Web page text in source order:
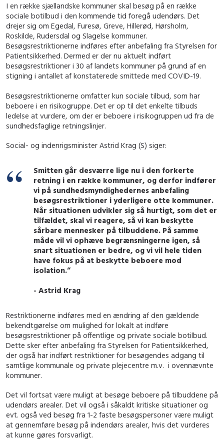
I en række sjællandske kommuner skal besøg på en række
sociale botilbud i den kommende tid foregå udendørs. Det
drejer sig om Egedal, Furesø, Greve, Hillerød, Hørsholm,
Roskilde, Rudersdal og Slagelse kommuner.
Besøgsrestriktionerne indføres efter anbefaling fra Styrelsen for
Patientsikkerhed. Dermed er der nu aktuelt indført
besøgsrestriktioner i 30 af landets kommuner på grund af en
stigning i antallet af konstaterede smittede med COVID-19.
Besøgsrestriktionerne omfatter kun sociale tilbud, som har
beboere i en risikogruppe. Det er op til det enkelte tilbuds
ledelse at vurdere, om der er beboere i risikogruppen ud fra de
sundhedsfaglige retningslinjer.
Social- og indenrigsminister Astrid Krag (S) siger:
Smitten går desværre lige nu i den forkerte
retning i en række kommuner, og derfor indfører
vi på sundhedsmyndighedernes anbefaling
besøgsrestriktioner i yderligere otte kommuner.
Når situationen udvikler sig så hurtigt, som det er
tilfældet, skal vi reagere, så vi kan beskytte
sårbare mennesker på tilbuddene. På samme
måde vil vi ophæve begrænsningerne igen, så
snart situationen er bedre, og vi vil hele tiden
have fokus på at beskytte beboere mod
isolation.”
- Astrid Krag
Restriktionerne indføres med en ændring af den gældende
bekendtgørelse om mulighed for lokalt at indføre
besøgsrestriktioner på offentlige og private sociale botilbud.
Dette sker efter anbefaling fra Styrelsen for Patientsikkerhed,
der også har indført restriktioner for besøgendes adgang til
samtlige kommunale og private plejecentre m.v. i ovennævnte
kommuner.
Det vil fortsat være muligt at besøge beboere på tilbuddene på
udendørs arealer. Det vil også i såkaldt kritiske situationer og
evt. også ved besøg fra 1-2 faste besøgspersoner være muligt
at gennemføre besøg på indendørs arealer, hvis det vurderes
at kunne gøres forsvarligt.